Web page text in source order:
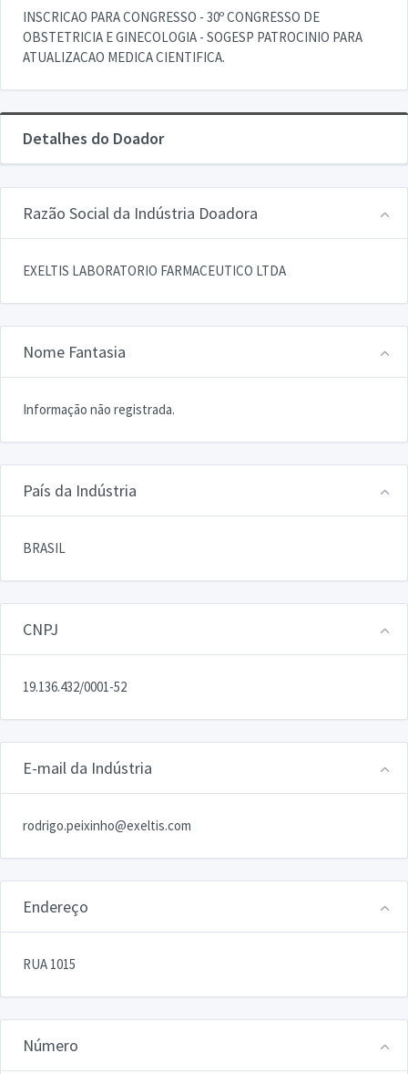
INSCRICAO PARA CONGRESSO - 30º CONGRESSO DE
OBSTETRICIA E GINECOLOGIA - SOGESP PATROCINIO PARA
ATUALIZACAO MEDICA CIENTIFICA.
Detalhes do Doador
Razão Social da Indústria Doadora
EXELTIS LABORATORIO FARMACEUTICO LTDA
Nome Fantasia
Informação não registrada.
País da Indústria
BRASIL
CNPJ
19.136.432/0001-52
E-mail da Indústria
rodrigo.peixinho@exeltis.com
Endereço
RUA 1015
Número